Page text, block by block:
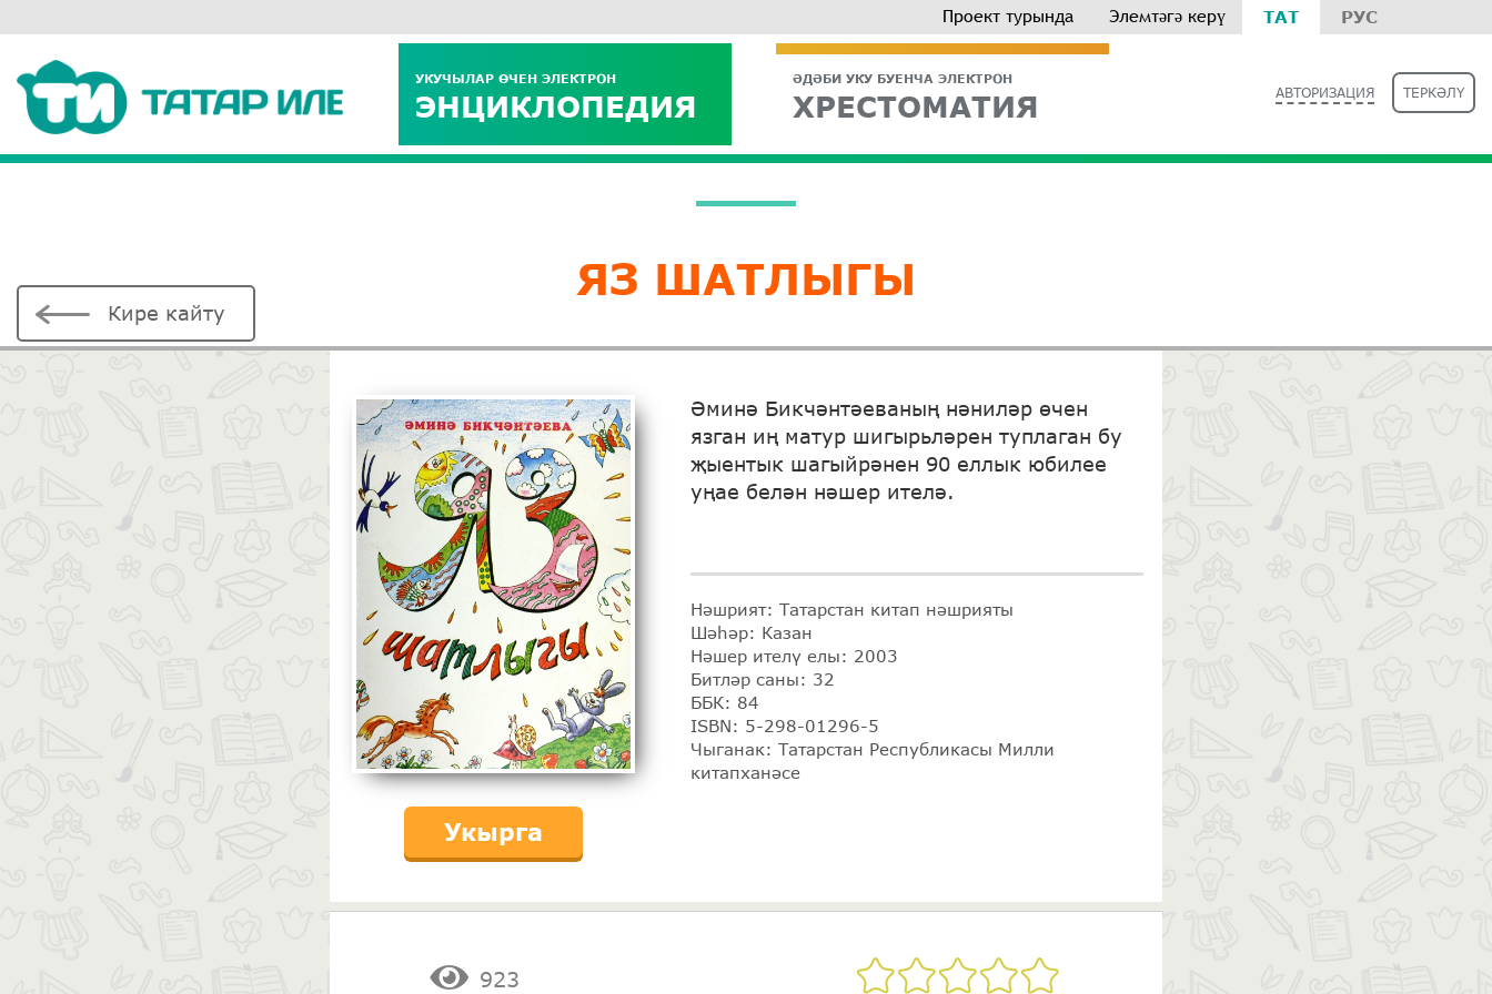
ТАТ РУС
Проект турында Элемтәгә керү
УКУЧЫЛАР ӨЧЕН ЭЛЕКТРОН
ЭНЦИКЛОПЕДИЯ
ӘДӘБИ УКУ БУЕНЧА ЭЛЕКТРОН
ХРЕСТОМАТИЯ АВТОРИЗАЦИЯ ТЕРКӘЛҮ
Кире кайту
ЯЗ ШАТЛЫГЫ
Укырга
Әминә Бикчәнтәеваның нәниләр өчен
язган иң матур шигырьләрен туплаган бу
җы­ентык шагыйрәнен 90 еллык юбилее
уңае белән нәшер ителә.
Нәшрият: Татарстан китап нәшрияты
Шәһәр: Казан
Нәшер ителү елы: 2003
Битләр саны: 32
ББК: 84
ISBN: 5-298-01296-5
Чыганак: Татарстан Республикасы Милли
китапханәсе
923